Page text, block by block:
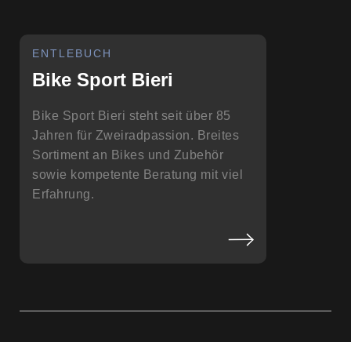
ENTLEBUCH
Bike Sport Bieri
Bike Sport Bieri steht seit über 85
Jahren für Zweiradpassion. Breites
Sortiment an Bikes und Zubehör
sowie kompetente Beratung mit viel
Erfahrung.